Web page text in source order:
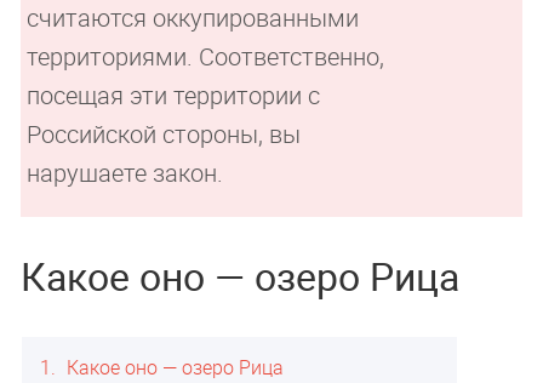
считаются оккупированными
территориями. Соответственно,
посещая эти территории с
Российской стороны, вы
нарушаете закон.
Какое оно — озеро Рица
1
Какое оно — озеро Рица